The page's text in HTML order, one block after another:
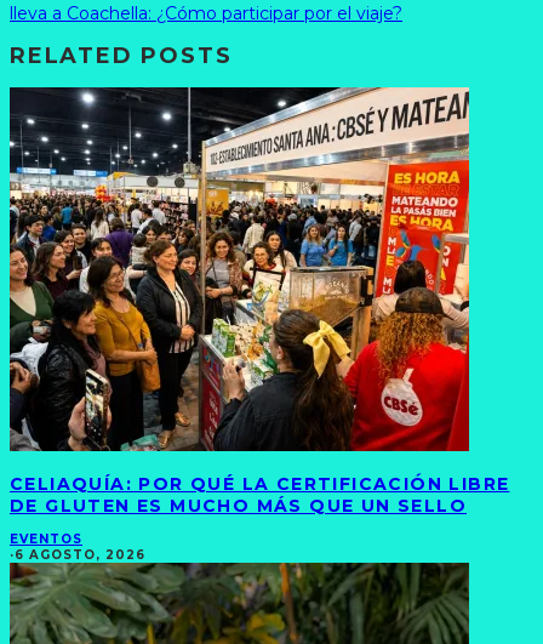
lleva a Coachella: ¿Cómo participar por el viaje?
RELATED POSTS
CELIAQUÍA: POR QUÉ LA CERTIFICACIÓN LIBRE
DE GLUTEN ES MUCHO MÁS QUE UN SELLO
EVENTOS
·6 AGOSTO, 2026